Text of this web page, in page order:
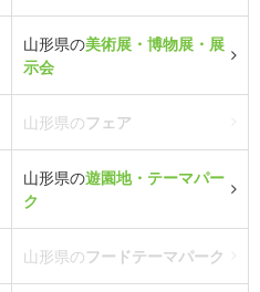
山形県の美術展・博物展・展
示会
山形県のフェア
山形県の遊園地・テーマパー
ク
山形県のフードテーマパーク